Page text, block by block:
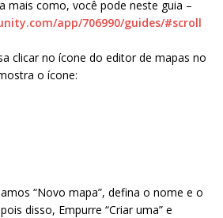
mais como, você pode neste guia –
app/706990/guides/#scroll
clicar no ícone do editor de mapas no
o ícone:
“Novo mapa”, defina o nome e o
disso, Empurre “Criar uma” e